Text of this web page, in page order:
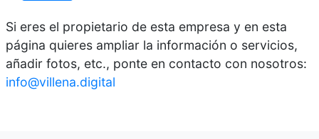
Si eres el propietario de esta empresa y en esta
página quieres ampliar la información o servicios,
añadir fotos, etc., ponte en contacto con nosotros:
info@villena.digital